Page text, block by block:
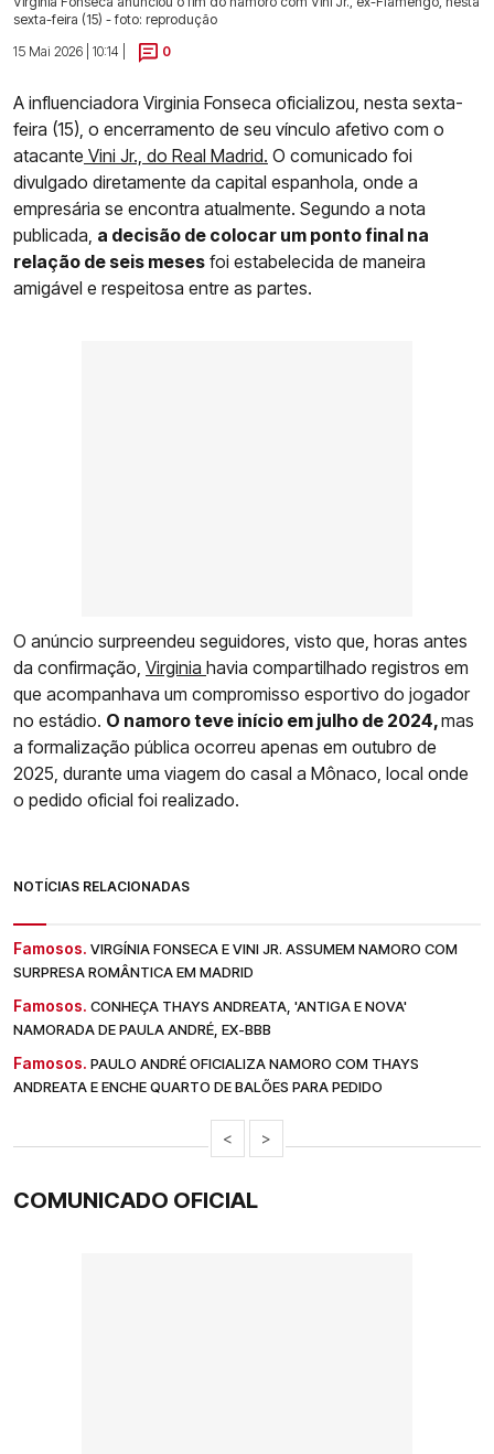
sexta-feira (15) - foto: reprodução
15 Mai 2026 | 10:14 |
0
A influenciadora Virginia Fonseca oficializou, nesta sexta-
feira (15), o encerramento de seu vínculo afetivo com o
atacante Vini Jr., do Real Madrid. O comunicado foi
divulgado diretamente da capital espanhola, onde a
empresária se encontra atualmente. Segundo a nota
publicada, a decisão de colocar um ponto final na
relação de seis meses foi estabelecida de maneira
amigável e respeitosa entre as partes.
O anúncio surpreendeu seguidores, visto que, horas antes
da confirmação, Virginia havia compartilhado registros em
que acompanhava um compromisso esportivo do jogador
no estádio. O namoro teve início em julho de 2024,mas
a formalização pública ocorreu apenas em outubro de
2025, durante uma viagem do casal a Mônaco, local onde
o pedido oficial foi realizado.
NOTÍCIAS RELACIONADAS
Famosos. VIRGÍNIA FONSECA E VINI JR. ASSUMEM NAMORO COM
SURPRESA ROMÂNTICA EM MADRID
Famosos. CONHEÇA THAYS ANDREATA, 'ANTIGA E NOVA'
NAMORADA DE PAULA ANDRÉ, EX-BBB
Famosos. PAULO ANDRÉ OFICIALIZA NAMORO COM THAYS
ANDREATA E ENCHE QUARTO DE BALÕES PARA PEDIDO
< >
COMUNICADO OFICIAL